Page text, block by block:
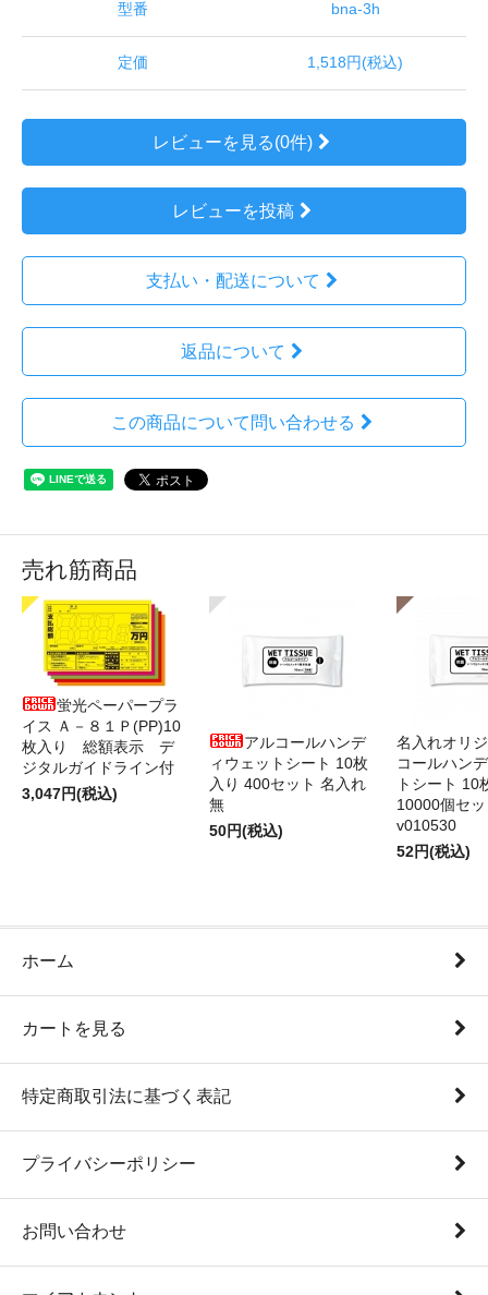
型番 bna-3h
定価 1,518円(税込)
レビューを見る(0件)
レビューを投稿
支払い・配送について
返品について
この商品について問い合わせる
売れ筋商品
蛍光ペーパープラ
イス Ａ－８１Ｐ(PP)10
枚入り 総額表示 デ
ジタルガイドライン付
3,047円(税込)
アルコールハンデ
ィウェットシート 10枚
入り 400セット 名入れ
無
50円(税込)
名入れオリ
コールハン
トシート 10
10000個セ
v010530
52円(税込)
ホーム
カートを見る
特定商取引法に基づく表記
プライバシーポリシー
お問い合わせ